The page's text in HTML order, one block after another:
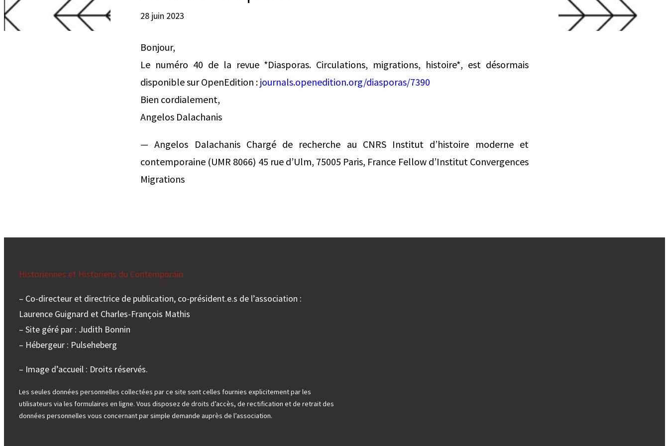
28 juin 2023
Bonjour,
Le numéro 40 de la revue *Diasporas. Circulations, migrations, histoire*, est désormais
disponible sur OpenEdition : journals.openedition.org/diasporas/7390
Bien cordialement,
Angelos Dalachanis
— Angelos Dalachanis Chargé de recherche au CNRS Institut d’histoire moderne et
contemporaine (UMR 8066) 45 rue d’Ulm, 75005 Paris, France Fellow d’Institut Convergences
Migrations
Historiennes et Historiens du Contemporain
– Co-directeur et directrice de publication, co-président.e.s de l’association :
Laurence Guignard et Charles-François Mathis
– Site géré par : Judith Bonnin
– Hébergeur : Pulseheberg
– Image d’accueil : Droits réservés.
Les seules données personnelles collectées par ce site sont celles fournies explicitement par les
utilisateurs via les formulaires en ligne. Vous disposez de droits d’accès, de rectification et de retrait des
données personnelles vous concernant par simple demande auprès de l’association.